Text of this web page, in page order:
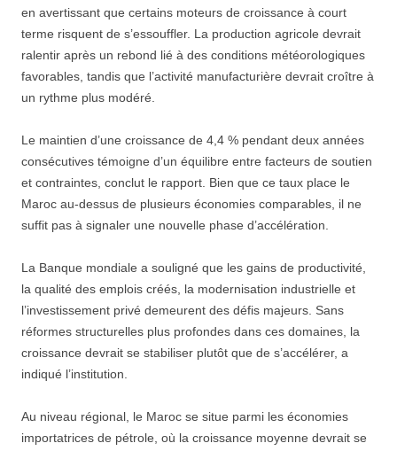
en avertissant que certains moteurs de croissance à court
terme risquent de s’essouffler. La production agricole devrait
ralentir après un rebond lié à des conditions météorologiques
favorables, tandis que l’activité manufacturière devrait croître à
un rythme plus modéré.
Le maintien d’une croissance de 4,4 % pendant deux années
consécutives témoigne d’un équilibre entre facteurs de soutien
et contraintes, conclut le rapport. Bien que ce taux place le
Maroc au-dessus de plusieurs économies comparables, il ne
suffit pas à signaler une nouvelle phase d’accélération.
La Banque mondiale a souligné que les gains de productivité,
la qualité des emplois créés, la modernisation industrielle et
l’investissement privé demeurent des défis majeurs. Sans
réformes structurelles plus profondes dans ces domaines, la
croissance devrait se stabiliser plutôt que de s’accélérer, a
indiqué l’institution.
Au niveau régional, le Maroc se situe parmi les économies
importatrices de pétrole, où la croissance moyenne devrait se